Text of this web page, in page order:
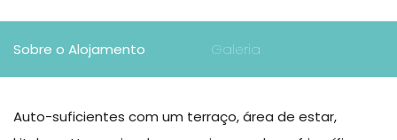
Sobre o Alojamento Galeria
Auto-suficientes com um terraço, área de estar,